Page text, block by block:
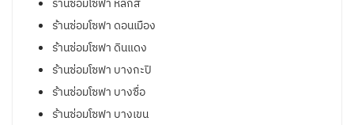
ร้านซ่อมโซฟา หลักสี่
ร้านซ่อมโซฟา ดอนเมือง
ร้านซ่อมโซฟา ดินแดง
ร้านซ่อมโซฟา บางกะปิ
ร้านซ่อมโซฟา บางซื่อ
ร้านซ่อมโซฟา บางเขน